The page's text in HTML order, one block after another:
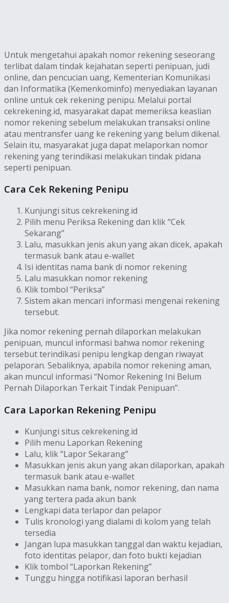
Untuk mengetahui apakah nomor rekening seseorang
terlibat dalam tindak kejahatan seperti penipuan, judi
online, dan pencucian uang, Kementerian Komunikasi
dan Informatika (Kemenkominfo) menyediakan layanan
online untuk cek rekening penipu. Melalui portal
cekrekening.id, masyarakat dapat memeriksa keaslian
nomor rekening sebelum melakukan transaksi online
atau mentransfer uang ke rekening yang belum dikenal.
Selain itu, masyarakat juga dapat melaporkan nomor
rekening yang terindikasi melakukan tindak pidana
seperti penipuan.
Cara Cek Rekening Penipu
Kunjungi situs cekrekening.id
Pilih menu Periksa Rekening dan klik “Cek
Sekarang”
Lalu, masukkan jenis akun yang akan dicek, apakah
termasuk bank atau e-wallet
Isi identitas nama bank di nomor rekening
Lalu masukkan nomor rekening
Klik tombol “Periksa”
Sistem akan mencari informasi mengenai rekening
tersebut.
Jika nomor rekening pernah dilaporkan melakukan
penipuan, muncul informasi bahwa nomor rekening
tersebut terindikasi penipu lengkap dengan riwayat
pelaporan. Sebaliknya, apabila nomor rekening aman,
akan muncul informasi “Nomor Rekening Ini Belum
Pernah Dilaporkan Terkait Tindak Penipuan”.
Cara Laporkan Rekening Penipu
Kunjungi situs cekrekening.id
Pilih menu Laporkan Rekening
Lalu, klik “Lapor Sekarang”
Masukkan jenis akun yang akan dilaporkan, apakah
termasuk bank atau e-wallet
Masukkan nama bank, nomor rekening, dan nama
yang tertera pada akun bank
Lengkapi data terlapor dan pelapor
Tulis kronologi yang dialami di kolom yang telah
tersedia
Jangan lupa masukkan tanggal dan waktu kejadian,
foto identitas pelapor, dan foto bukti kejadian
Klik tombol “Laporkan Rekening”
Tunggu hingga notifikasi laporan berhasil